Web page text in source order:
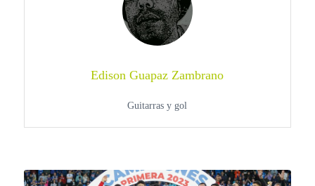
Edison Guapaz Zambrano
Guitarras y gol